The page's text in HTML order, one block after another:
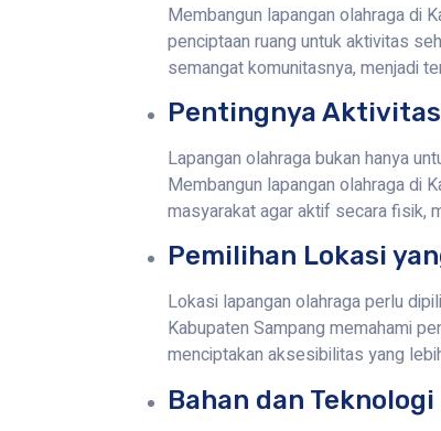
Membangun lapangan olahraga di
penciptaan ruang untuk aktivitas
semangat komunitasnya, menjadi
Pentingnya
Lapangan olahraga bukan hanya
Membangun lapangan olahraga di
masyarakat agar aktif secara fisik,
Pemilihan Lokasi
Lokasi lapangan olahraga perlu
Kabupaten Sampang memahami
menciptakan aksesibilitas yang
Bahan dan